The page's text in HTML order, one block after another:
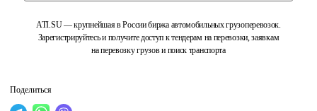
ATI.SU — крупнейшая в России биржа автомобильных грузоперевозок.
Зарегистрируйтесь и получите доступ к тендерам на перевозки, заявкам
на перевозку грузов и поиск транспорта
Поделиться